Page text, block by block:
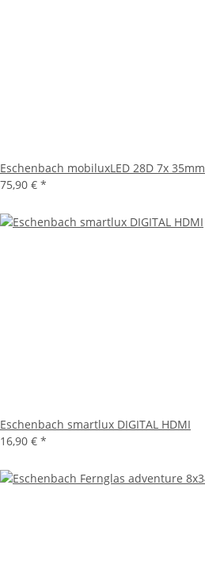
Eschenbach mobiluxLED 28D 7x 35mm
75,90 € *
Eschenbach smartlux DIGITAL HDMI
16,90 € *